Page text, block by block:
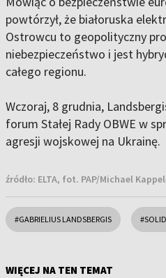
powtórzył, że białoruska
Ostrowcu to geopolityczny
niebezpieczeństwo i jest
całego regionu.
Wczoraj, 8 grudnia,
forum Stałej Rady OBWE w
agresji wojskowej na Ukrainę.
źródło: ELTA, fot. PAP/Michael
#GABRIELIUS LANDSBERGIS
WIĘCEJ NA TEN TEMAT